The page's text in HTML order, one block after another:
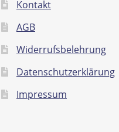
Kontakt
AGB
Widerrufsbelehrung
Datenschutzerklärung
Impressum